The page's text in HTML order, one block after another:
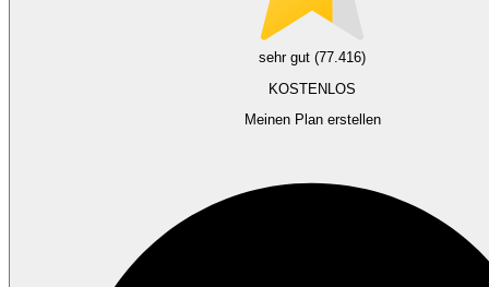
sehr gut (77.416)
KOSTENLOS
Meinen Plan erstellen